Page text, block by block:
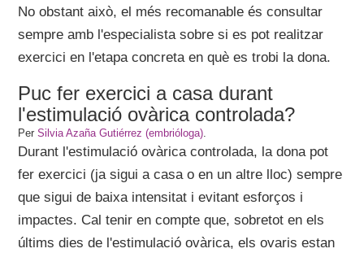
No obstant això, el més recomanable és consultar
sempre amb l'especialista sobre si es pot realitzar
exercici en l'etapa concreta en què es trobi la dona.
Puc fer exercici a casa durant
l'estimulació ovàrica controlada?
PerSilvia Azaña Gutiérrez (embrióloga).
Durant l'estimulació ovàrica controlada, la dona pot
fer exercici (ja sigui a casa o en un altre lloc) sempre
que sigui de baixa intensitat i evitant esforços i
impactes. Cal tenir en compte que, sobretot en els
últims dies de l'estimulació ovàrica, els ovaris estan